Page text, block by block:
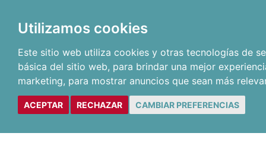
Utilizamos cookies
Este sitio web utiliza cookies y otras tecnologías de
básica del sitio web, para brindar una mejor
marketing, para mostrar anuncios que sean más
ACEPTAR RECHAZAR CAMBIAR PREFERENCIAS